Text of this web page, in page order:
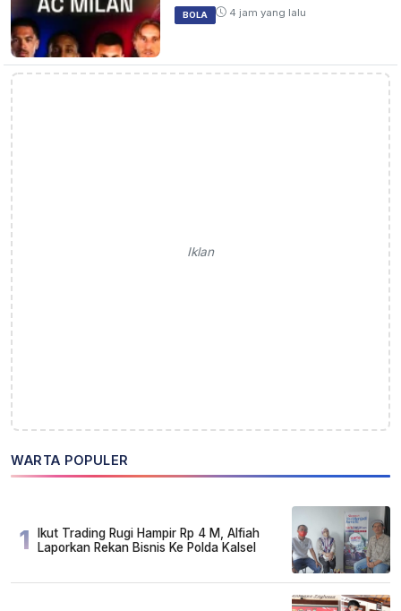
BOLA 4 jam yang lalu
Iklan
WARTA POPULER
1
Ikut Trading Rugi Hampir Rp 4 M, Alfiah
Laporkan Rekan Bisnis Ke Polda Kalsel